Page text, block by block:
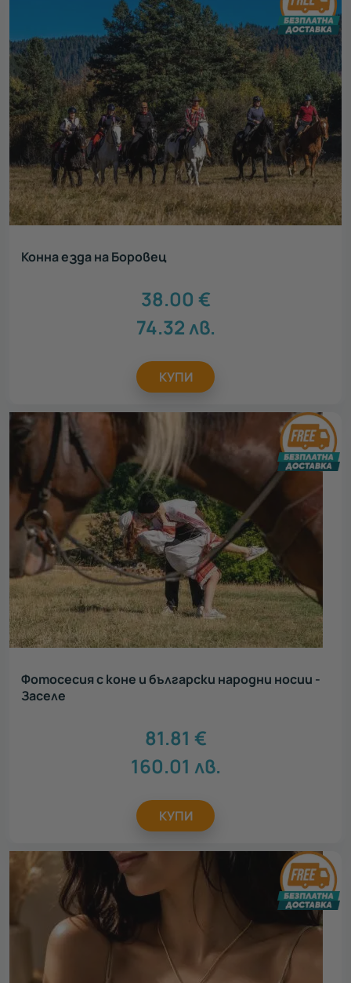
Конна езда на Боровец
38.00 €
74.32лв.
КУПИ
Фотосесия с коне и български народни носии -
Заселе
81.81 €
160.01 лв.
КУПИ